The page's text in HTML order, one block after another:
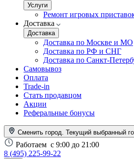
Услуги
Ремонт игровых
Доставка
Доставка
Доставка по Москве и МО
Доставка по РФ и СНГ
Доставка по Санкт-
Самовывоз
Оплата
Trade-in
Стать продавцом
Акции
Реферальные бонусы
Сменить город. Текущий выбранный
Работаем с 9:00 до 21:00
8 (495) 225-99-22